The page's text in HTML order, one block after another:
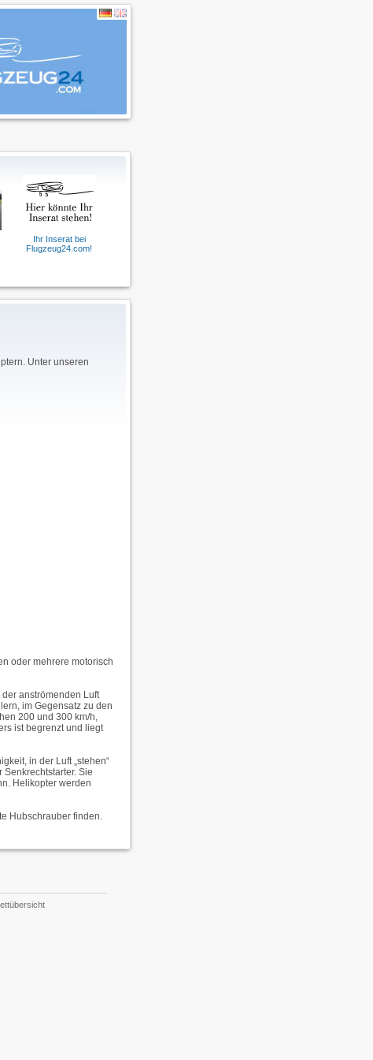
Ihr Inserat bei
Flugzeug24.com!
Unter unseren
oder mehrere motorisch
anströmenden Luft
im Gegensatz zu den
200 und 300 km/h,
ist begrenzt und liegt
in der Luft „stehen“
Sie
Helikopter werden
Hubschrauber finden.